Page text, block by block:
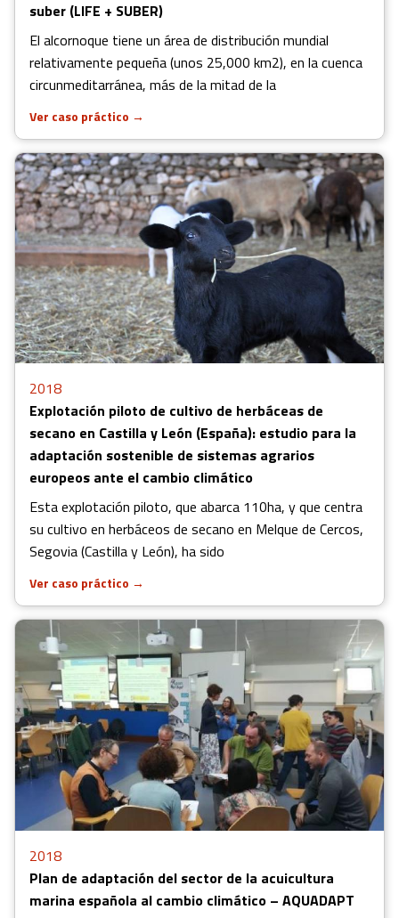
suber (LIFE + SUBER)
El alcornoque tiene un área de distribución mundial
relativamente pequeña (unos 25,000 km2), en la cuenca
circunmeditarránea, más de la mitad de la
Ver caso práctico →
2018
Explotación piloto de cultivo de herbáceas de
secano en Castilla y León (España): estudio para la
adaptación sostenible de sistemas agrarios
europeos ante el cambio climático
Esta explotación piloto, que abarca 110ha, y que centra
su cultivo en herbáceos de secano en Melque de Cercos,
Segovia (Castilla y León), ha sido
Ver caso práctico →
2018
Plan de adaptación del sector de la acuicultura
marina española al cambio climático – AQUADAPT